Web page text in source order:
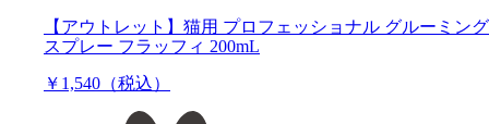
【アウトレット】猫用 プロフェッショナル グルーミング
スプレー フラッフィ 200mL
￥1,540（税込）